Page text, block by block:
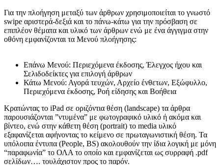
Για την πλοήγηση μεταξύ των άρθρων χρησιμοποιείται το γνωστό
swipe αριστερά-δεξιά και το πάνω-κάτω για την πρόσβαση σε
επιπλέον θέματα και υλικό των άρθρων ενώ με ένα άγγιγμα στην
οθόνη εμφανίζονται τα Μενού πλοήγησης:
Επάνω Μενού: Περιεχόμενα έκδοσης, Έλεγχος ήχου και
Σελιδοδείκτες για επιλογή άρθρων
Κάτω Μενού: Αγορά τευχών, Αρχείο ένθετων, Εξώφυλλο,
Περιεχόμενα έκδοσης, Ροή είδησης και Βοήθεια
Κρατώντας το iPad σε οριζόντια θέση (landscape) τα άρθρα
παρουσιάζονται ”ντυμένα” με φωτογραφικό υλικό ή ακόμα και
βίντεο, ενώ στην κάθετη θέση (portrait) το media υλικό
εξαφανίζεται αφήνοντας το κείμενο σε πρωταγωνιστική θέση. Τα
υπόλοιπα έντυπα (People, BS) ακολουθούν την ίδια λογική με μόνη
“παραφωνία” το ΟΛΑ το οποίο και εμφανίζεται ως συρραφή .pdf
σελίδων…. τουλάχιστον προς το παρόν.